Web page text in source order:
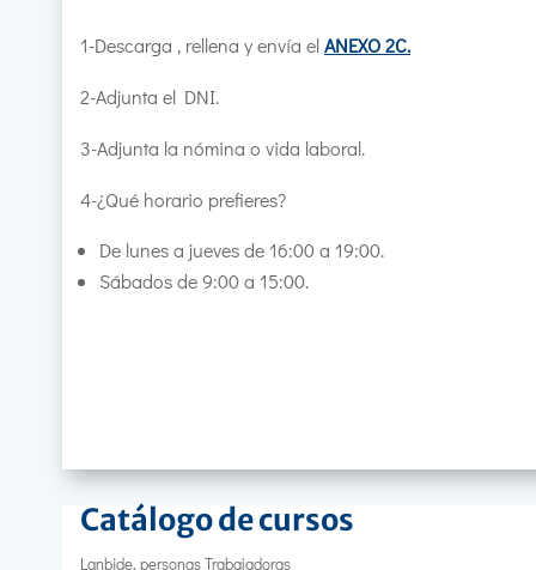
1-Descarga , rellena y envía elANEXO 2C.
2-Adjunta el DNI.
3-Adjunta la nómina o vida laboral.
4-¿Qué horario prefieres?
De lunes a jueves de 16:00 a 19:00.
Sábados de 9:00 a 15:00.
Catálogo de cursos
Lanbide, personas Trabajadoras